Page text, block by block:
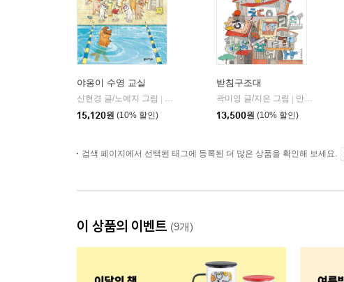
야옹이 수영 교실
신현경 글/노예지 그림
북스그라운드
15,120원 (10% 할인)
받침구조대
곽미영 글/지은 그림
만만한책방
13,500원 (10% 할인)
검색 페이지에서 선택된 태그에 등록된 더 많은 상품을 확인해 보세요.
이 상품의 이벤트 (9개)